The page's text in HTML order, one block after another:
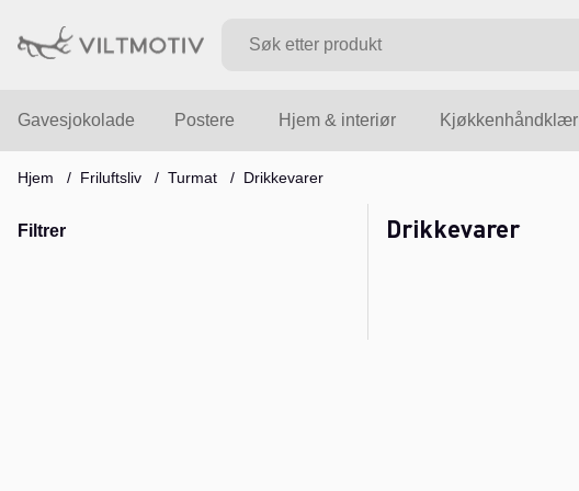
Gavesjokolade Postere Hjem & interiør Kjøkkenhåndklær
Hjem Friluftsliv Turmat Drikkevarer
Filtrer Drikkevarer